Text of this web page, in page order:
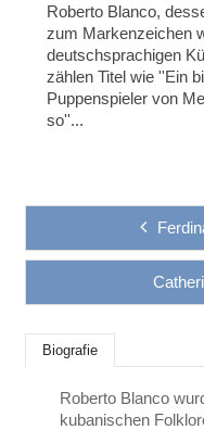
Roberto Blanco,
zum Markenzeichen
deutschsprachigen
zählen Titel wie ''Ein
Puppenspieler von
so''...
Biografie
Roberto Blanco
kubanischen